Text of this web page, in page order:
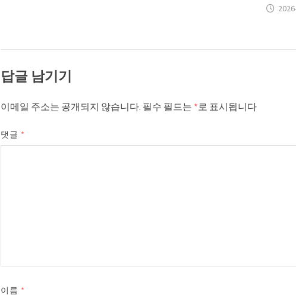
답글 남기기
이메일 주소는 공개되지 않습니다. 필수 필드는 *로 표시됩니다
댓글 *
이름 *